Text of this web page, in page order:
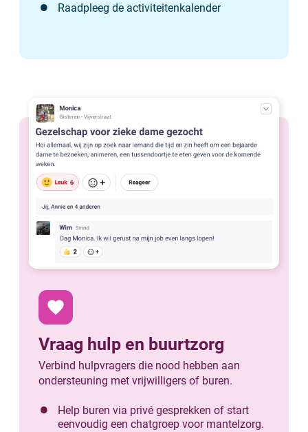
Raadpleeg de activiteitenkalender
favorite
Vraag hulp en buurtzorg
Verbind hulpvragers die nood hebben aan
ondersteuning met vrijwilligers of buren.
Help buren via privé gesprekken of start
eenvoudig een chatgroep voor mantelzorg.